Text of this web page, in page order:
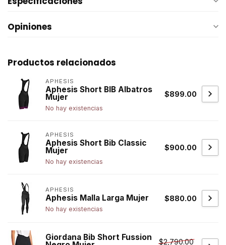
Opiniones
Productos relacionados
APHESIS
Aphesis Short BIB Albatros
Mujer
No hay existencias
$899.00
APHESIS
Aphesis Short Bib Classic
Mujer
No hay existencias
$900.00
APHESIS
Aphesis Malla Larga Mujer
No hay existencias
$880.00
Giordana Bib Short Fussion $2,790.00